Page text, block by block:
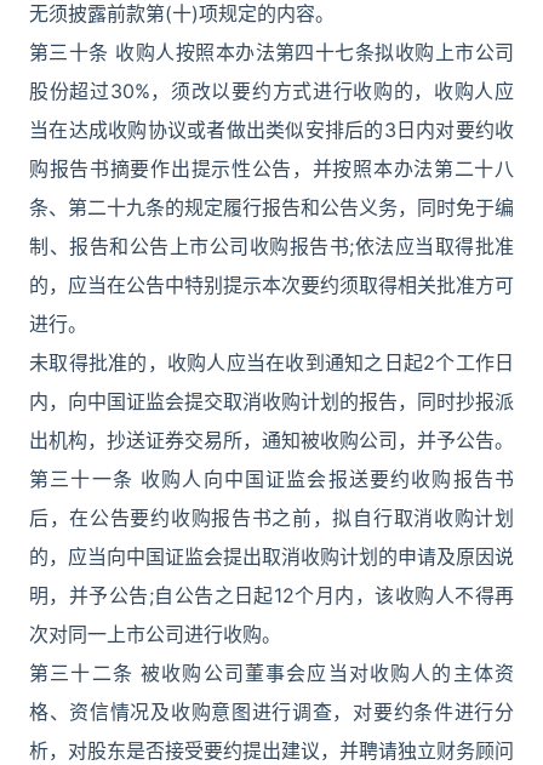
无须披露前款第(十)项规定的内容。
第三十条 收购人按照本办法第四十七条拟收购上市公司
股份超过30%，须改以要约方式进行收购的，收购人应
当在达成收购协议或者做出类似安排后的3日内对要约收
购报告书摘要作出提示性公告，并按照本办法第二十八
条、第二十九条的规定履行报告和公告义务，同时免于编
制、报告和公告上市公司收购报告书;依法应当取得批准
的，应当在公告中特别提示本次要约须取得相关批准方可
进行。
未取得批准的，收购人应当在收到通知之日起2个工作日
内，向中国证监会提交取消收购计划的报告，同时抄报派
出机构，抄送证券交易所，通知被收购公司，并予公告。
第三十一条 收购人向中国证监会报送要约收购报告书
后，在公告要约收购报告书之前，拟自行取消收购计划
的，应当向中国证监会提出取消收购计划的申请及原因说
明，并予公告;自公告之日起12个月内，该收购人不得再
次对同一上市公司进行收购。
第三十二条 被收购公司董事会应当对收购人的主体资
格、资信情况及收购意图进行调查，对要约条件进行分
析，对股东是否接受要约提出建议，并聘请独立财务顾问